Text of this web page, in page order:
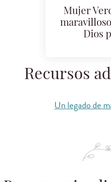
Mujer
Dios
Recursos
Un legado de